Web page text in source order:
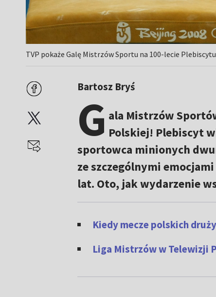
TVP pokaże Galę Mistrzów Sportu na 100-lecie
Bartosz Bryś
G ala Mistrzów
Polskiej! Plebiscyt
sportowca minionych
ze szczególnymi
lat. Oto, jak wydarzenie
Kiedy mecze polskich
Liga Mistrzów w Telewizji